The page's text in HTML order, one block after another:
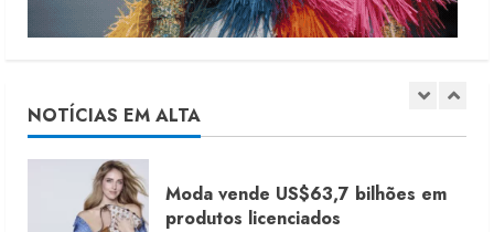
NOTÍCIAS EM ALTA
1
7 de agosto de 2026
Moda vende US$63,7 bilhões em
produtos licenciados